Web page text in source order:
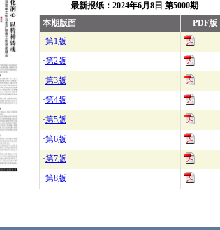
最新报纸： 2024年6月8日 第5000期
本期版面
PDF版
·第1版
·第2版
·第3版
·第4版
·第5版
·第6版
·第7版
·第8版